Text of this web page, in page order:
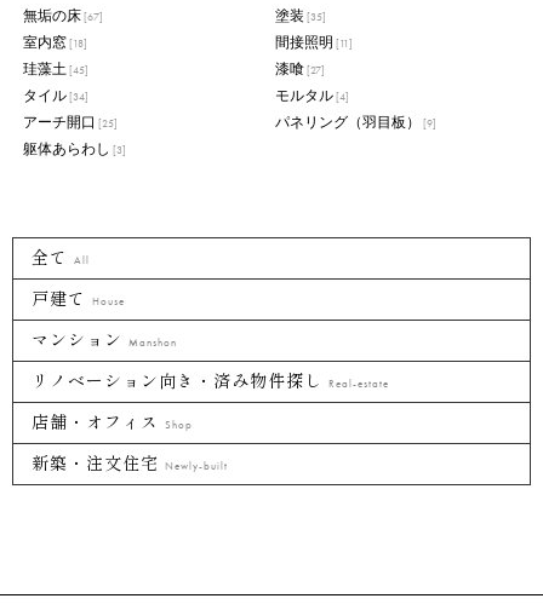
無垢の床 [67] 塗装 [35]
室内窓 [18] 間接照明 [11]
珪藻土 [45] 漆喰 [27]
タイル [34] モルタル [4]
アーチ開口 [25] パネリング（羽目板） [9]
躯体あらわし [3]
全て All
戸建て House
マンション Manshon
リノベーション向き・済み物件探し Real-estate
店舗・オフィス Shop
新築・注文住宅 Newly-built